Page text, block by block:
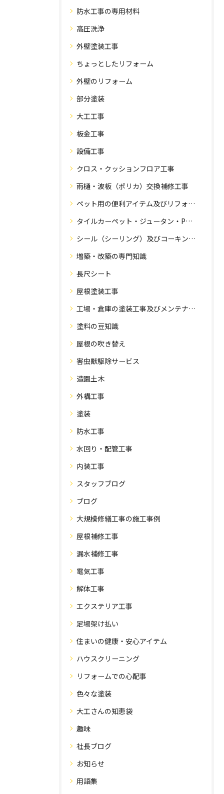
防水工事の専用材料
高圧洗浄
外壁塗装工事
ちょっとしたリフォーム
外壁のリフォーム
部分塗装
大工工事
板金工事
設備工事
クロス・クッションフロア工事
雨樋・波板（ポリカ）交換補修工事
ペット用の便利アイテム及びリフォーム工事
タイルカーペット・ジュータン・Pタイル・床・フローリング工事
シール（シーリング）及びコーキング工事の専門知識
増築・改築の専門知識
長尺シート
屋根塗装工事
工場・倉庫の塗装工事及びメンテナンス
塗料の豆知識
屋根の吹き替え
害虫獣駆除サービス
造園土木
外構工事
塗装
防水工事
水回り・配管工事
内装工事
スタッフブログ
ブログ
大規模修繕工事の施工事例
屋根補修工事
漏水補修工事
電気工事
解体工事
エクステリア工事
足場架け払い
住まいの健康・安心アイテム
ハウスクリーニング
リフォームでの心配事
色々な塗装
大工さんの知恵袋
趣味
社長ブログ
お知らせ
用語集